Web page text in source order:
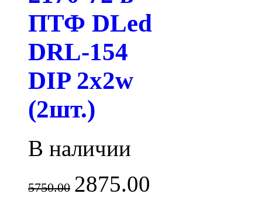
ПТФ DLed
DRL-154
DIP 2x2w
(2шт.)
В наличии
5750.00 2875.00